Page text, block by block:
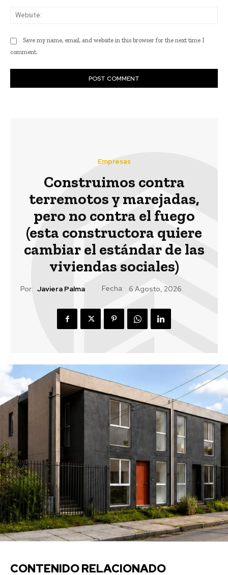
Save my name, email, and website in this browser for the next time I
comment.